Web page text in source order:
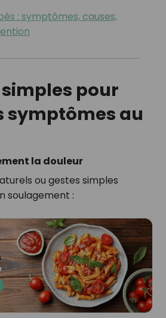
: symptômes, causes,
simples pour
symptômes au
la douleur
ou gestes simples
soulagement :